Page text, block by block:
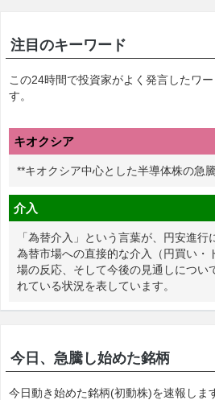
注目のキーワード
この24時間で投資家がよく発言したワ
す。
キオクシア
**キオクシア中心とした半導体株の急
介入
「為替介入」という言葉が、円安進
為替市場への直接的な介入（円買い・
場の反応、そして今後の見通しについ
れている状況を表しています。
今日、急騰し始めた銘柄
今日動き始めた銘柄(初動株)を速報しま